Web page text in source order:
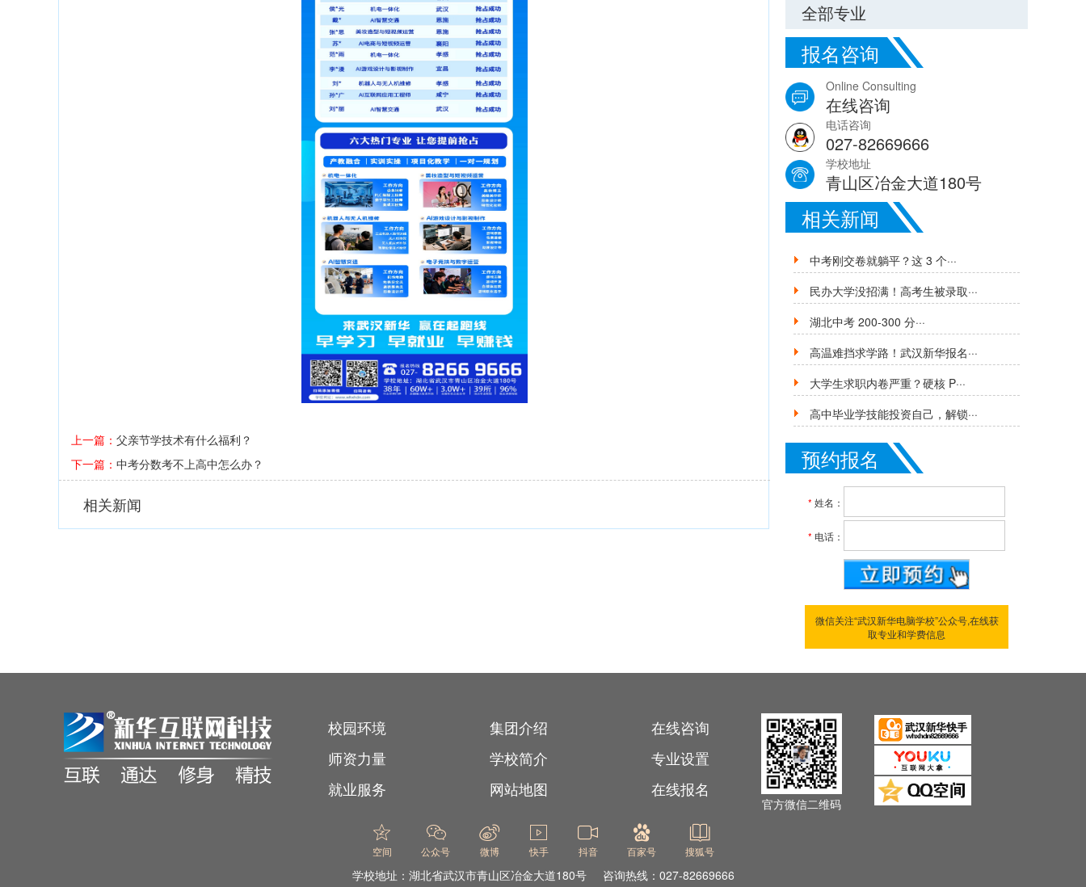
上一篇： 父亲节学技术有什么福利？
下一篇： 中考分数考不上高中怎么办？
相关新闻
全部专业
报名咨询
Online Consulting
在线咨询
电话咨询
027-82669666
学校地址
青山区冶金大道180号
相关新闻
中考刚交卷就躺平？这 3 个···
民办大学没招满！高考生被录取···
湖北中考 200-300 分···
高温难挡求学路！武汉新华报名···
大学生求职内卷严重？硬核 P···
高中毕业学技能投资自己，解锁···
预约报名
* 姓名：
* 电话：
微信关注“武汉新华电脑学校”公众号,在线获
取专业和学费信息
校园环境
师资力量
就业服务
集团介绍
学校简介
网站地图
在线咨询
专业设置
在线报名
官方微信二维码
空间 公众号 微博 快手 抖音 百家号
搜狐号
学校地址： 湖北省武汉市青山区冶金大道180号 咨询热线：027-82669666